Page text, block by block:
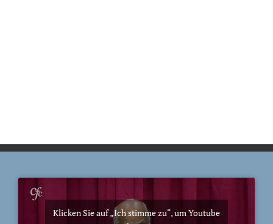
Klicken Sie auf „Ich stimme zu“, um Youtube